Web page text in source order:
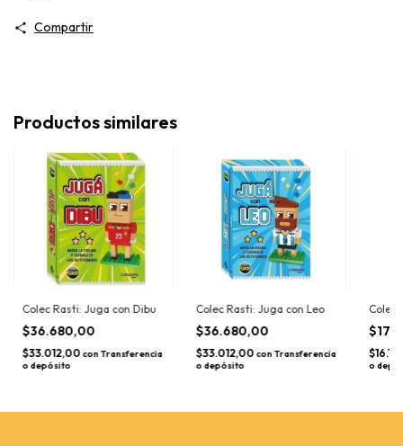
Compartir
Productos similares
Colec Rasti: Juga con Dibu
$36.680,00
$33.012,00 con Transferencia
o depósito
Colec Rasti: Juga con Leo
$36.680,00
$33.012,00 conTransferencia
o depósito
Colec
o